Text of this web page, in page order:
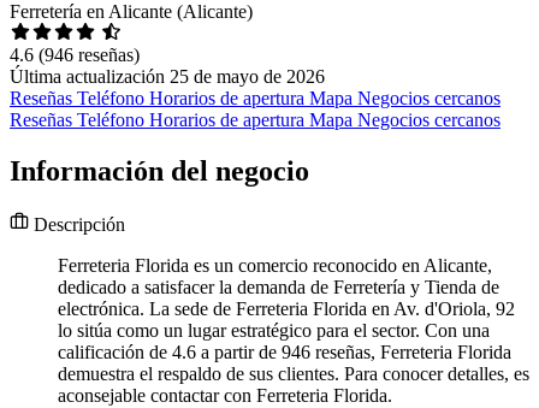
Ferretería en Alicante (Alicante)
4.6 (946 reseñas)
Última actualización 25 de mayo de 2026
Reseñas Teléfono Horarios de apertura Mapa Negocios cercanos
Reseñas Teléfono Horarios de apertura Mapa Negocios cercanos
Información del negocio
Descripción
Ferreteria Florida es un comercio reconocido en Alicante,
dedicado a satisfacer la demanda de Ferretería y Tienda de
electrónica. La sede de Ferreteria Florida en Av. d'Oriola, 92
lo sitúa como un lugar estratégico para el sector. Con una
calificación de 4.6 a partir de 946 reseñas, Ferreteria Florida
demuestra el respaldo de sus clientes. Para conocer detalles, es
aconsejable contactar con Ferreteria Florida.